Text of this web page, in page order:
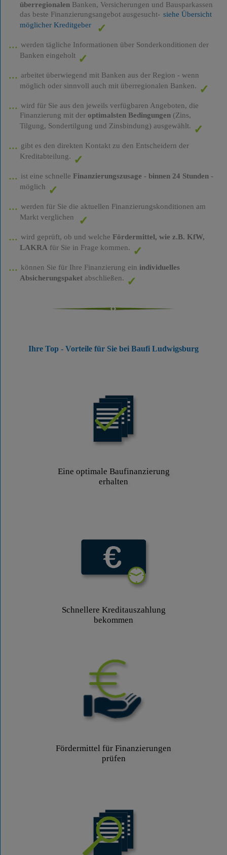
überregionalenBanken, Versicherungen und Bausparkassen
das beste Finanzierungsangebot ausgesucht- siehe Übersicht
möglicher Kreditgeber
werden tägliche Informationen über Sonderkonditionen der
Banken eingeholt
arbeitet überwiegend mit Banken aus der Region - wenn
möglich oder sinnvoll auch mit überregionalen Banken.
wird für Sie aus den jeweils verfügbaren Angeboten, die
Finanzierung mit der optimalsten Bedingungen(Zins,
Tilgung, Sondertilgung und Zinsbindung) ausgewählt.
gibt es den direkten Kontakt zu den Entscheidern der
Kreditabteilung.
ist eine schnelle Finanzierungszusage - binnen 24 Stunden-
möglich
werden für Sie die aktuellen Finanzierungskonditionen am
Markt verglichen
wird geprüft, ob und welche Fördermittel, wie z.B. KfW,
LAKRA für Sie in Frage kommen.
können Sie für Ihre Finanzierung ein individuelles
Absicherungspaketabschließen.
Ihre Top - Vorteile für Sie bei Baufi Ludwigsburg
Eine optimale Baufinanzierung
erhalten
Schnellere Kreditauszahlung
bekommen
Fördermittel für Finanzierungen
prüfen